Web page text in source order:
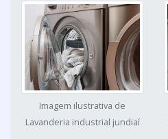
Imagem ilustrativa de
Lavanderia industrial jundiaí